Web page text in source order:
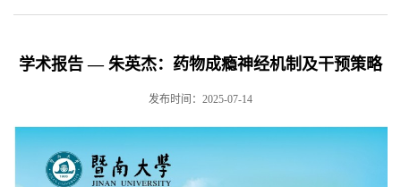
学术报告 — 朱英杰：药物成瘾神经机制及干预策略
发布时间：2025-07-14